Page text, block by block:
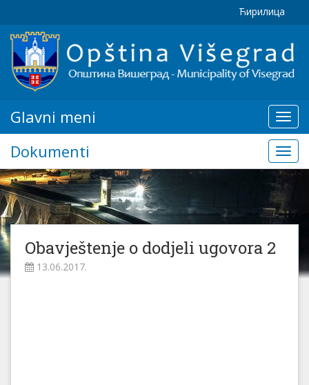
Ћирилица
Glavni
meni
Glavni meni
Dokumenti
Obavještenje o dodjeli ugovora 2
13.06.2017.